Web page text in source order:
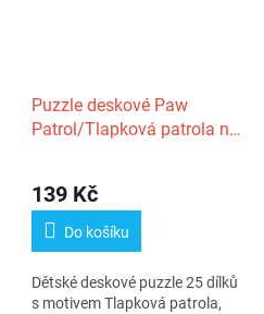
Puzzle deskové Paw
Patrol/Tlapková patrola na
139 Kč
Do košíku
Dětské deskové puzzle 25 dílků
s motivem Tlapková patrola,